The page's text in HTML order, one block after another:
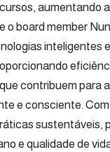
aumentando
o board member
contribuem para
e consciente.
sustentáveis,
e qualidade de